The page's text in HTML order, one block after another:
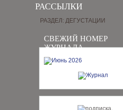
РАССЫЛКИ
СВЕЖИЙ НОМЕР
ЖУРНАЛА
РАЗДЕЛ: ДЕГУСТАЦИИ